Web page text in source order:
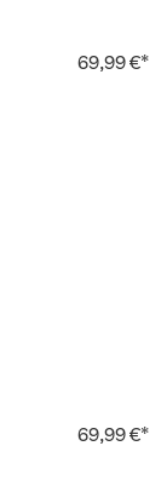
69,99 €*
69,99 €*